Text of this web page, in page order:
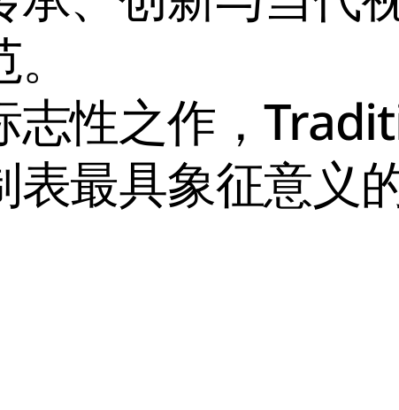
志性之作，
表最具象征意义